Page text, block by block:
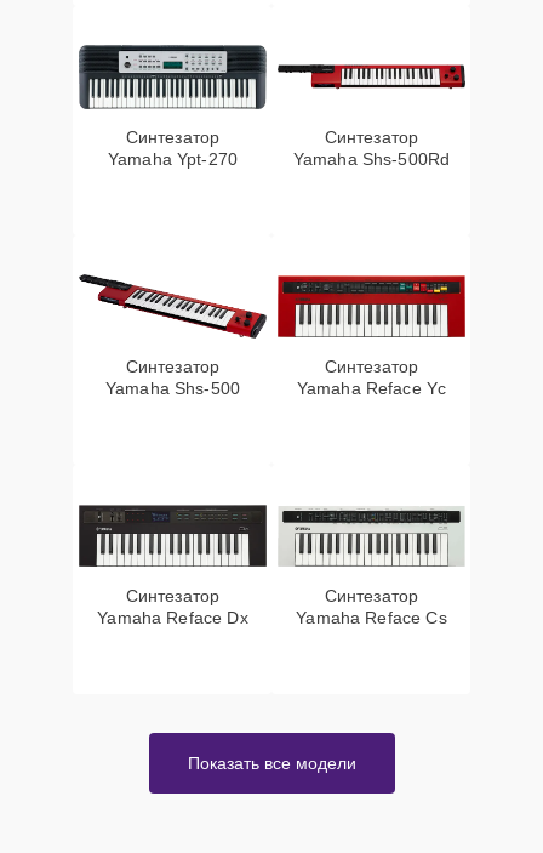
Синтезатор
Yamaha Ypt-270
Синтезатор
Yamaha Shs-500Rd
Синтезатор
Yamaha Shs-500
Синтезатор
Yamaha Reface Yc
Синтезатор
Yamaha Reface Dx
Синтезатор
Yamaha Reface Cs
Показать все модели